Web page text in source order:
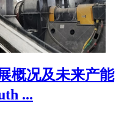
概况及未来产能
...